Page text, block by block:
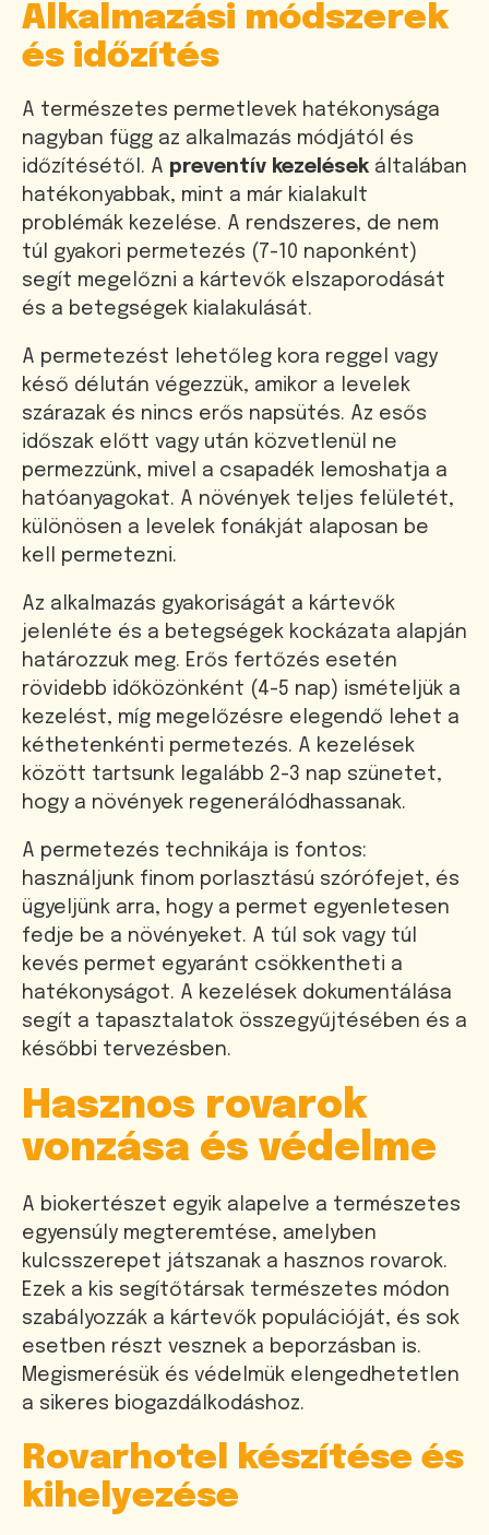
Alkalmazási módszerek
és időzítés
A természetes permetlevek hatékonysága
nagyban függ az alkalmazás módjától és
időzítésétől. A preventív kezelések általában
hatékonyabbak, mint a már kialakult
problémák kezelése. A rendszeres, de nem
túl gyakori permetezés (7-10 naponként)
segít megelőzni a kártevők elszaporodását
és a betegségek kialakulását.
A permetezést lehetőleg kora reggel vagy
késő délután végezzük, amikor a levelek
szárazak és nincs erős napsütés. Az esős
időszak előtt vagy után közvetlenül ne
permezzünk, mivel a csapadék lemoshatja a
hatóanyagokat. A növények teljes felületét,
különösen a levelek fonákját alaposan be
kell permetezni.
Az alkalmazás gyakoriságát a kártevők
jelenléte és a betegségek kockázata alapján
határozzuk meg. Erős fertőzés esetén
rövidebb időközönként (4-5 nap) ismételjük a
kezelést, míg megelőzésre elegendő lehet a
kéthetenkénti permetezés. A kezelések
között tartsunk legalább 2-3 nap szünetet,
hogy a növények regenerálódhassanak.
A permetezés technikája is fontos:
használjunk finom porlasztású szórófejet, és
ügyeljünk arra, hogy a permet egyenletesen
fedje be a növényeket. A túl sok vagy túl
kevés permet egyaránt csökkentheti a
hatékonyságot. A kezelések dokumentálása
segít a tapasztalatok összegyűjtésében és a
későbbi tervezésben.
Hasznos rovarok
vonzása és védelme
A biokertészet egyik alapelve a természetes
egyensúly megteremtése, amelyben
kulcsszerepet játszanak a hasznos rovarok.
Ezek a kis segítőtársak természetes módon
szabályozzák a kártevők populációját, és sok
esetben részt vesznek a beporzásban is.
Megismerésük és védelmük elengedhetetlen
a sikeres biogazdálkodáshoz.
Rovarhotel készítése és
kihelyezése